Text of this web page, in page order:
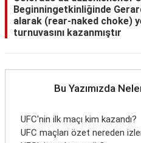
Hukuk
Blog
Beginningetkinliğinde
alarak (rear-naked choke)
turnuvasını kazanmıştır
Bu Yazımızda
UFC'nin ilk maçı kim kazandı?
UFC maçları özet nereden